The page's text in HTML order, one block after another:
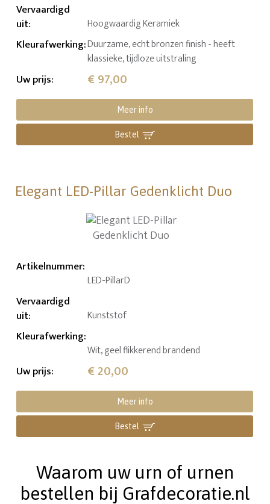
Vervaardigd
uit: Hoogwaardig Keramiek
Kleurafwerking:Duurzame, echt bronzen finish - heeft
klassieke, tijdloze uitstraling
Uw prijs: € 97,00
Meer info
Bestel
Elegant LED-Pillar Gedenklicht Duo
Artikelnummer:
LED-PillarD
Vervaardigd
uit: Kunststof
Kleurafwerking:
Wit, geel flikkerend brandend
Uw prijs: € 20,00
Meer info
Bestel
Waarom uw urn of urnen
bestellen bij Grafdecoratie.nl